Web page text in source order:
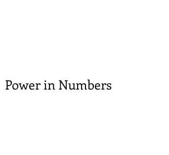
Power in Numbers